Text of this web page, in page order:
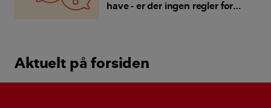
have - er der ingen regler for
Aktuelt på forsiden